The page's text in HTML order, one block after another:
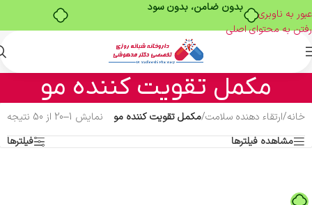
خرید قسطی با ترب‌پی
عبور به ناوبری
رفتن به محتوای اصلی
مکمل تقویت کننده مو
خانه/ارتقاء دهنده سلامت/مکمل تقویت کننده مو
نمایش 1–20 از 50 نتیجه
مشاهده فیلترها
فیلترها